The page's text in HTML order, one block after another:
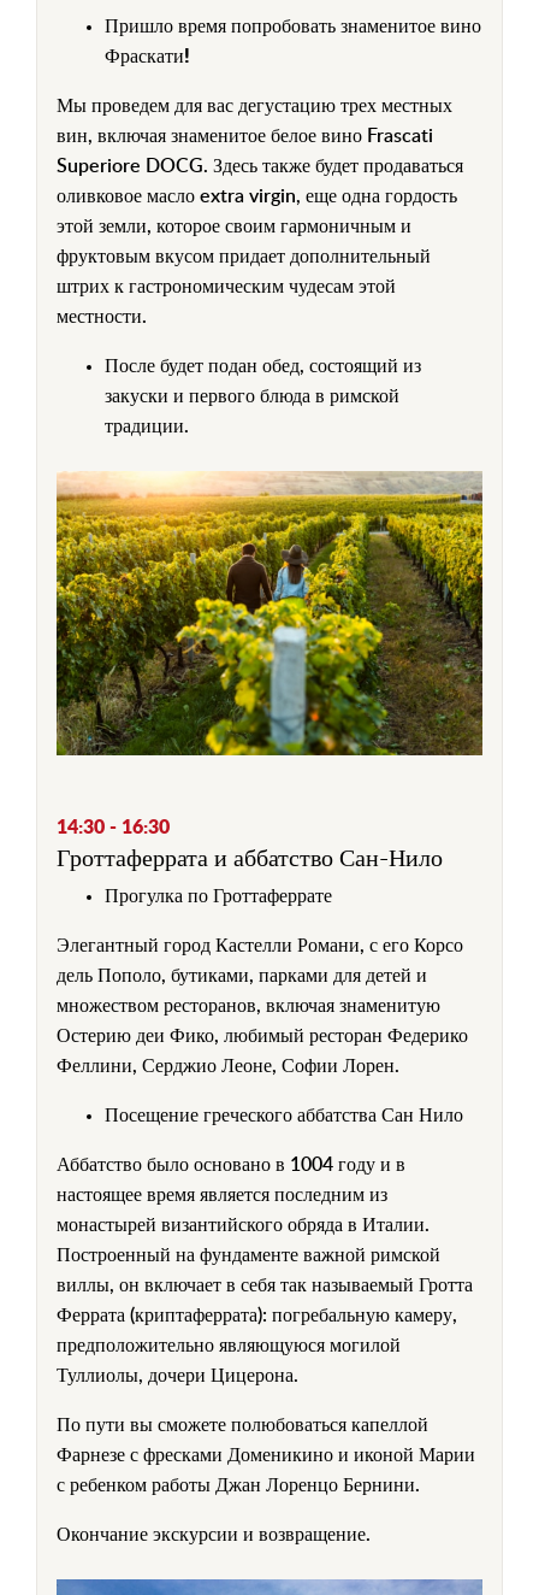
Пришло время попробовать знаменитое вино
Фраскати!
Мы проведем для вас дегустацию трех местных
вин, включая знаменитое белое вино Frascati
Superiore DOCG. Здесь также будет продаваться
оливковое масло extra virgin, еще одна гордость
этой земли, которое своим гармоничным и
фруктовым вкусом придает дополнительный
штрих к гастрономическим чудесам этой
местности.
После будет подан обед, состоящий из
закуски и первого блюда в римской
традиции.
14:30 - 16:30
Гроттаферрата и аббатство Сан-Нило
Прогулка по Гроттаферрате
Элегантный город Кастелли Романи, с его Корсо
дель Пополо, бутиками, парками для детей и
множеством ресторанов, включая знаменитую
Остерию деи Фико, любимый ресторан Федерико
Феллини, Серджио Леоне, Софии Лорен.
Посещение греческого аббатства Сан Нило
Аббатство было основано в 1004 году и в
настоящее время является последним из
монастырей византийского обряда в Италии.
Построенный на фундаменте важной римской
виллы, он включает в себя так называемый Гротта
Феррата (криптаферрата): погребальную камеру,
предположительно являющуюся могилой
Туллиолы, дочери Цицерона.
По пути вы сможете полюбоваться капеллой
Фарнезе с фресками Доменикино и иконой Марии
с ребенком работы Джан Лоренцо Бернини.
Окончание экскурсии и возвращение.